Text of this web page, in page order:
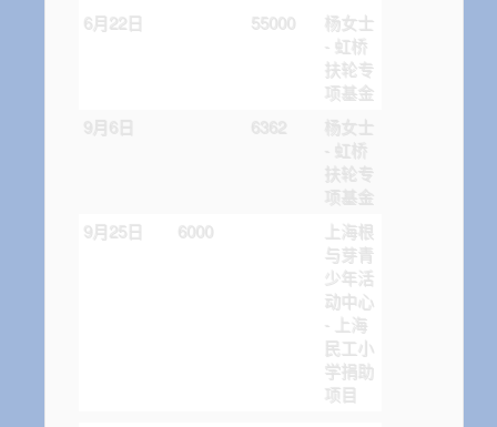
6月22日 55000
杨女士
- 虹桥
扶轮专
项基金
扶轮专
9月25日
6000
上海根
与芽青
少年活
动中心
- 上海
民工小
学捐助
项目